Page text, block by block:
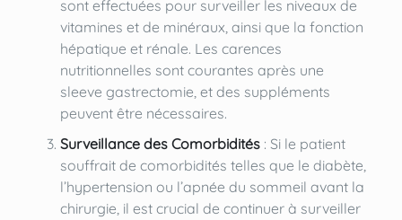
sont effectuées pour surveiller les niveaux de
vitamines et de minéraux, ainsi que la fonction
hépatique et rénale. Les carences
nutritionnelles sont courantes après une
sleeve gastrectomie, et des suppléments
peuvent être nécessaires.
Surveillance des Comorbidités: Si le patient
souffrait de comorbidités telles que le diabète,
l’hypertension ou l’apnée du sommeil avant la
chirurgie, il est crucial de continuer à surveiller